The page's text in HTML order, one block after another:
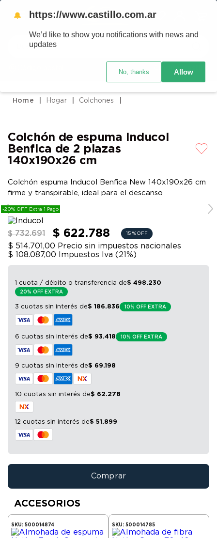
Buscar
Crédito Castillo
Hogar Colchones
Colchón de espuma Inducol
Benfica de 2 plazas
140x190x26 cm
Colchón espuma Inducol Benfica New 140x190x26 cm
firme y transpirable, ideal para el descanso
-20% OFF Extra 1 Pago
$ 732.691 $ 622.788 15 % OFF
$ 514.701,00 Precio sin impuestos nacionales
$ 108.087,00
Impuestos Iva (21%)
1 cuota / débito o transferencia de$ 498.230
20% OFF EXTRA
3 cuotas sin interés de$ 186.836 10% OFF EXTRA
6 cuotas sin interés de$ 93.418 10% OFF EXTRA
9 cuotas sin interés de$ 69.198
10 cuotas sin interés de$ 62.278
12 cuotas sin interés de$ 51 .899
Comprar
ACCESORIOS
SKU: 500014874 SKU: 500014785
2.
celulares
4.
lavarropas
5.
cocina
7.
aire acondicionado
8.
moto
9.
sommier
smart tv
🔔 https://www.castillo.com.ar
We’d like to show you notifications with news and
updates
No, thanks Allow